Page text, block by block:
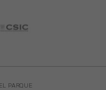
PARQUE